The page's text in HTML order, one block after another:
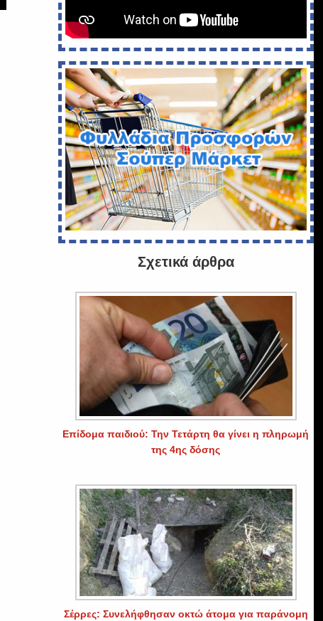
Σχετικά άρθρα
Επίδομα παιδιού: Την Τετάρτη θα γίνει η πληρωμή
της 4ης δόσης
Σέρρες: Συνελήφθησαν οκτώ άτομα για παράνομη